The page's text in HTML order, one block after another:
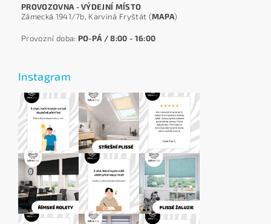
PROVOZOVNA - VÝDEJNÍ MÍSTO
Zámecká 1941/7b, Karviná Fryštát (MAPA)
Provozní doba: PO-PÁ / 8:00 - 16:00
Instagram